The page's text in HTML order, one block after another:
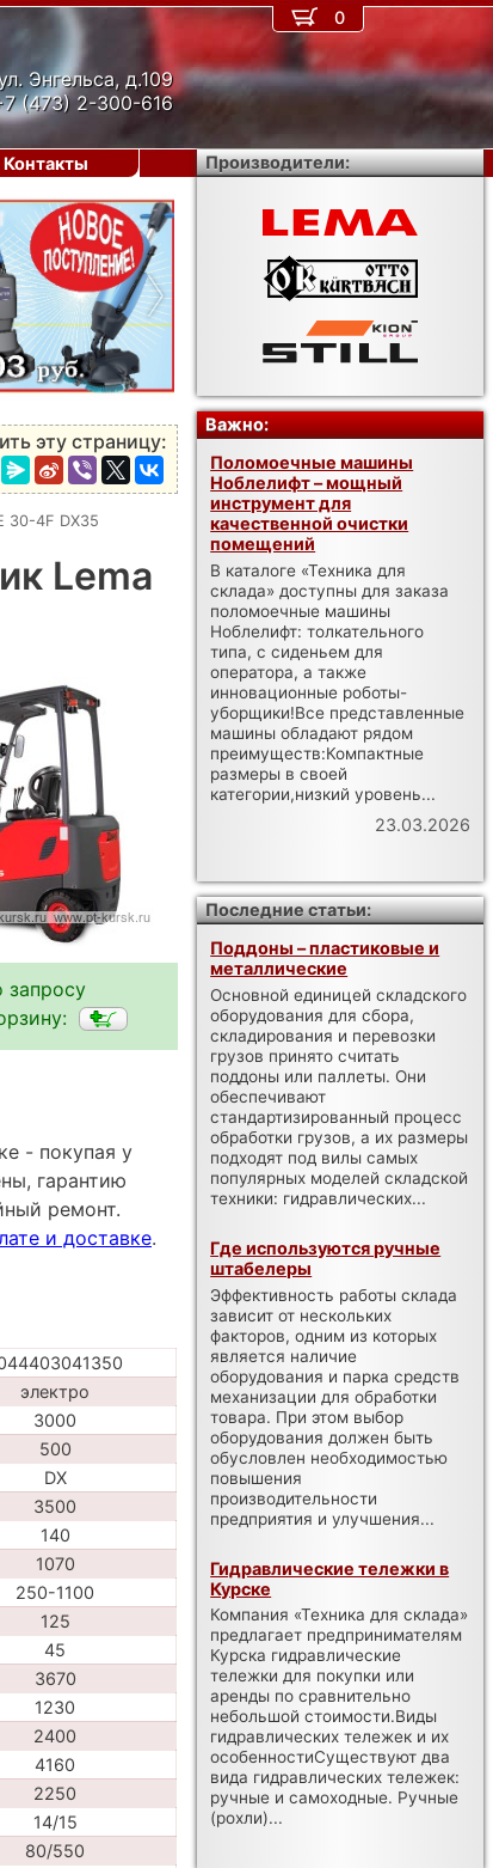
Энгельса, д.109
(473) 2-300-616
›
эту страницу:
30-4F DX35
Lema
запросу
- покупая у
гарантию
ремонт.
и доставке.
электро
3000
500
DX
3500
140
1070
250-1100
125
45
3670
1230
2400
4160
2250
14/15
80/550
0
Контакты Производители:
Важно:
Поломоечные машины
Ноблелифт – мощный
инструмент для
качественной очистки
помещений
В каталоге «Техника для
склада» доступны для заказа
поломоечные машины
Ноблелифт: толкательного
типа, с сиденьем для
оператора, а также
инновационные роботы-
уборщики!Все представленные
машины обладают рядом
преимуществ:Компактные
размеры в своей
категории,низкий уровень...
23.03.2026
Последние статьи:
Поддоны – пластиковые и
металлические
Основной единицей складского
оборудования для сбора,
складирования и перевозки
грузов принято считать
поддоны или паллеты. Они
обеспечивают
стандартизированный процесс
обработки грузов, а их размеры
подходят под вилы самых
популярных моделей складской
техники: гидравлических...
Где используются ручные
штабелеры
Эффективность работы склада
зависит от нескольких
факторов, одним из которых
является наличие
оборудования и парка средств
механизации для обработки
товара. При этом выбор
оборудования должен быть
обусловлен необходимостью
повышения
производительности
предприятия и улучшения...
Гидравлические тележки в
Курске
Компания «Техника для склада»
предлагает предпринимателям
Курска гидравлические
тележки для покупки или
аренды по сравнительно
небольшой стоимости.Виды
гидравлических тележек и их
особенностиСуществуют два
вида гидравлических тележек:
ручные и самоходные. Ручные
(рохли)...